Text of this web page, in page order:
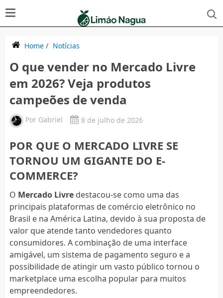
Home/ Notícias
O que vender no Mercado Livre
em 2026? Veja produtos
campeões de venda
Por Gabriel 8 de julho de 2026
POR QUE O MERCADO LIVRE SE
TORNOU UM GIGANTE DO E-
COMMERCE?
O Mercado Livredestacou-se como uma das
principais plataformas de comércio eletrônico no
Brasil e na América Latina, devido à sua proposta de
valor que atende tanto vendedores quanto
consumidores. A combinação de uma interface
amigável, um sistema de pagamento seguro e a
possibilidade de atingir um vasto público tornou o
marketplace uma escolha popular para muitos
empreendedores.